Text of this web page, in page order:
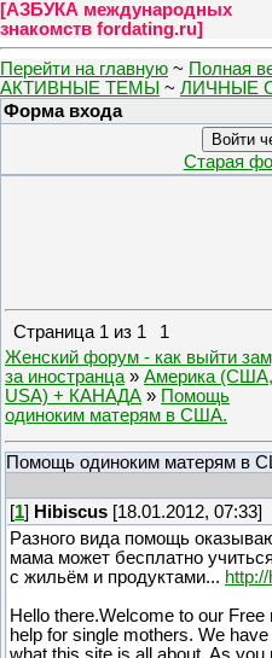
[АЗБУКА международных
знакомств fordating.ru]
Перейти на главную ~ Полная
АКТИВНЫЕ ТЕМЫ ~ ЛИЧНЫЕ
Форма входа
Войти
Старая
Страница 1 из 1
1
Женский форум - как выйти
за иностранца » Америка (США,
USA) + КАНАДА » Помощь
одиноким матерям в США.
Помощь одиноким матерям в
[1] Hibiscus [18.01.2012, 07:33]
Разного вида помощь
мама может бесплатно
с жильём и продуктами...
Hello there.Welcome to our
help for single mothers. We